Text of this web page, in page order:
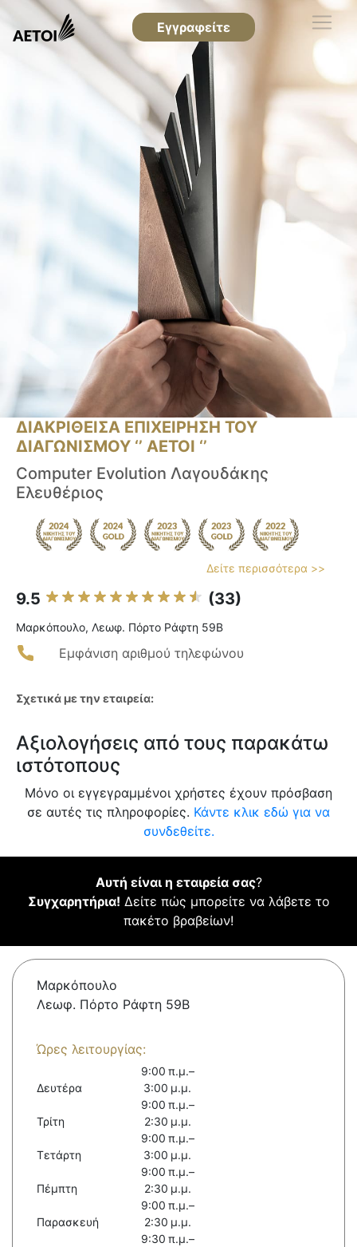
Εγγραφείτε
ΔΙΑΚΡΙΘΕΙΣΑ ΕΠΙΧΕΙΡΗΣΗ ΤΟΥ
ΔΙΑΓΩΝΙΣΜΟΥ ‘’ ΑΕΤΟΙ ‘’
Computer Evolution Λαγουδάκης
Ελευθέριος
Δείτε περισσότερα >>
9.5 (33)
Μαρκόπουλο, Λεωφ. Πόρτο Ράφτη 59Β
Εμφάνιση αριθμού τηλεφώνου
Σχετικά με την εταιρεία:
Αξιολογήσεις από τους παρακάτω
ιστότοπους
Μόνο οι εγγεγραμμένοι χρήστες έχουν πρόσβαση
σε αυτές τις πληροφορίες. Κάντε κλικ εδώ για να
συνδεθείτε.
Αυτή είναι η εταιρεία σας?
Συγχαρητήρια! Δείτε πώς μπορείτε να λάβετε το
πακέτο βραβείων!
Μαρκόπουλο
Λεωφ. Πόρτο Ράφτη 59Β
Ώρες λειτουργίας:
Δευτέρα
9:00 π.μ.–
3:00 μ.μ.
Τρίτη
9:00 π.μ.–
2:30 μ.μ.
Τετάρτη
9:00 π.μ.–
3:00 μ.μ.
Πέμπτη
9:00 π.μ.–
2:30 μ.μ.
Παρασκευή
9:00 π.μ.–
2:30 μ.μ.
9:30 π.μ.–